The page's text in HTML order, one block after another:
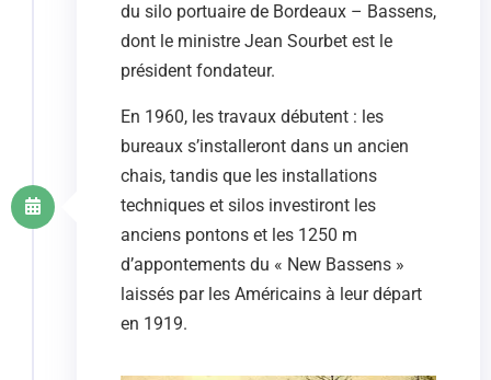
du silo portuaire de Bordeaux – Bassens,
dont le ministre Jean Sourbet est le
président fondateur.
En 1960, les travaux débutent : les
bureaux s’installeront dans un ancien
chais, tandis que les installations
techniques et silos investiront les
anciens pontons et les 1250 m
d’appontements du « New Bassens »
laissés par les Américains à leur départ
en 1919.